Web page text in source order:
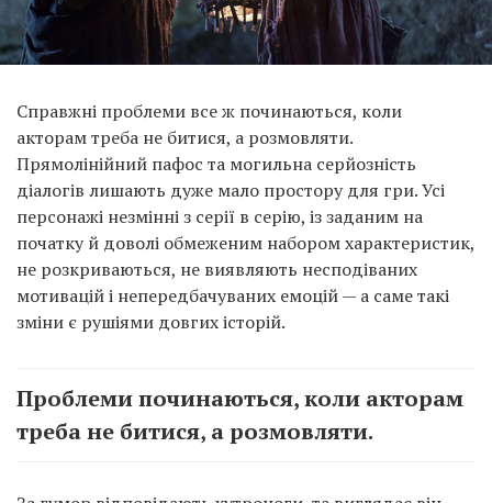
Справжні проблеми все ж починаються, коли
акторам треба не битися, а розмовляти.
Прямолінійний пафос та могильна серйозність
діалогів лишають дуже мало простору для гри. Усі
персонажі незмінні з серії в серію, із заданим на
початку й доволі обмеженим набором характеристик,
не розкриваються, не виявляють несподіваних
мотивацій і непередбачуваних емоцій — а саме такі
зміни є рушіями довгих історій.
Проблеми починаються, коли акторам
треба не битися, а розмовляти.